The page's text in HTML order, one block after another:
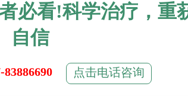
必看!科学治疗，重
自信
83886690 点击电话咨询